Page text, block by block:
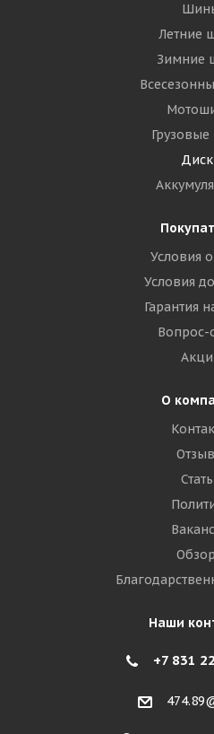
Летние
Зимние
Условия
Условия
Гарантия
Вопрос-
О
Наши
+7 831